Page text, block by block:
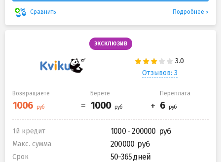
Сравнить Подробнее
ЭКСКЛЮЗИВ
Отзывов: 3
Возвращаете Берете Переплата
1й кредит 1000 - 200000
Макс. сумма 200000
Срок 50-365 дней